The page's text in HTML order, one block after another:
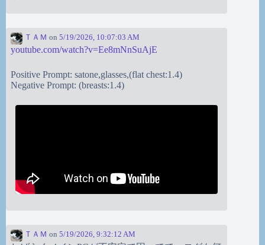
ＴＡＭ on 5/19/2026, 10:07:03 AM
youtube.com/watch?v=Ee8mNnSuAjE
Positive Prompt: satone,glasses,(flat chest:1.4)
Negative Prompt: (breasts:1.4)
ＴＡＭ on 5/19/2026, 9:32:12 AM